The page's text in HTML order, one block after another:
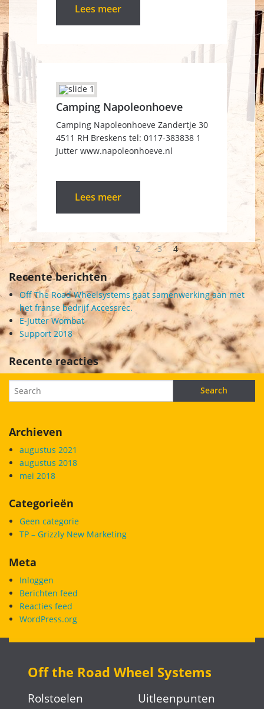
Lees meer
Camping Napoleonhoeve
Camping Napoleonhoeve Zandertje 30
4511 RH Breskens tel: 0117-383838 1
Jutter www.napoleonhoeve.nl
Lees meer
« 1 2 3 4
Recente berichten
Off The Road Wheelsystems gaat samenwerking aan met
het franse bedrijf Accessrec.
E-Jutter Wombat
Support 2018
Recente reacties
Archieven
augustus 2021
augustus 2018
mei 2018
Categorieën
Geen categorie
TP – Grizzly New Marketing
Meta
Inloggen
Berichten feed
Reacties feed
WordPress.org
Off the Road Wheel Systems
Rolstoelen Uitleenpunten